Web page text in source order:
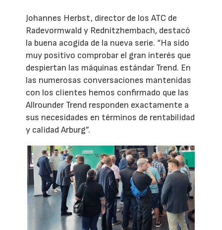
Johannes Herbst, director de los ATC de
Radevormwald y Rednitzhembach, destacó
la buena acogida de la nueva serie. “Ha sido
muy positivo comprobar el gran interés que
despiertan las máquinas estándar Trend. En
las numerosas conversaciones mantenidas
con los clientes hemos confirmado que las
Allrounder Trend responden exactamente a
sus necesidades en términos de rentabilidad
y calidad Arburg”.